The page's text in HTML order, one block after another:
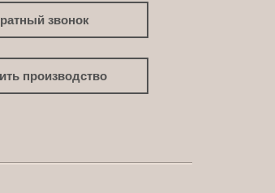
производство
звонок